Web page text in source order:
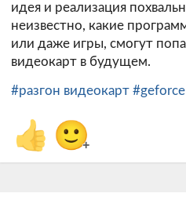
идея и реализация
неизвестно, какие
или даже игры, смогут
видеокарт в будущем.
#разгон видеокарт
👍 🙂+